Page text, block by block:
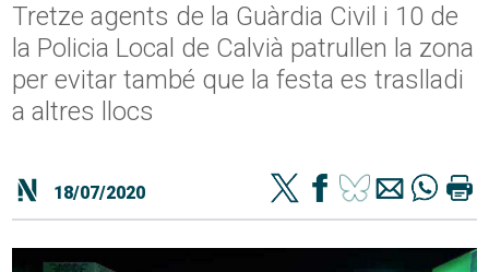
Tretze agents de la Guàrdia Civil i 10 de
la Policia Local de Calvià patrullen la zona
per evitar també que la festa es traslladi
a altres llocs
18/07/2020